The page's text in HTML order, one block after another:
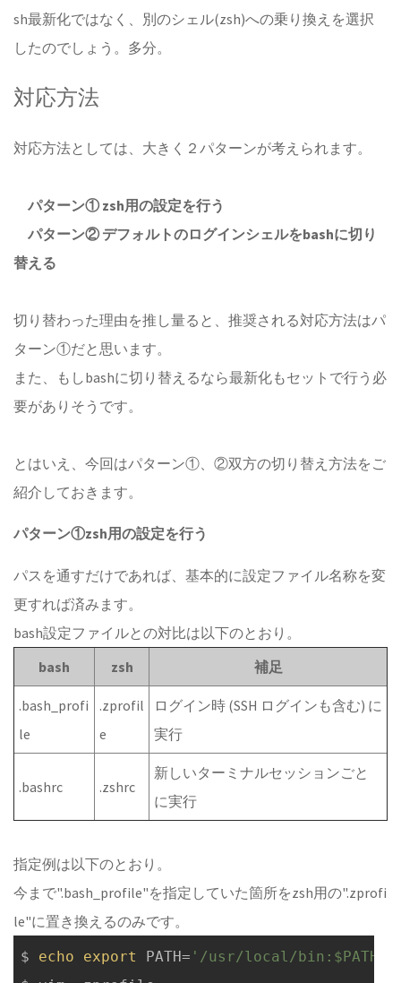
sh最新化ではなく、別のシェル(zsh)への乗り換えを選択
したのでしょう。多分。
対応方法
対応方法としては、大きく２パターンが考えられます。
パターン① zsh用の設定を行う
パターン② デフォルトのログインシェルをbashに切り
替える
切り替わった理由を推し量ると、推奨される対応方法はパ
ターン①だと思います。
また、もしbashに切り替えるなら最新化もセットで行う必
要がありそうです。
とはいえ、今回はパターン①、②双方の切り替え方法をご
紹介しておきます。
パターン①zsh用の設定を行う
パスを通すだけであれば、基本的に設定ファイル名称を変
更すれば済みます。
bash設定ファイルとの対比は以下のとおり。
bash
zsh 補足
.bash_profi
le
.zprofil
e
ログイン時 (SSH ログインも含む) に
実行
.bashrc .zshrc
新しいターミナルセッションごと
に実行
指定例は以下のとおり。
今まで".bash_profile"を指定していた箇所をzsh用の".zprofi
le"に置き換えるのみです。
$ echo export PATH= '/usr/local/bin:$PATH'